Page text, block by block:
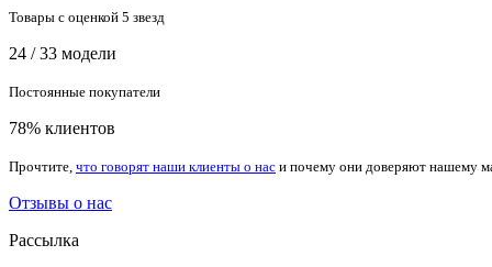
Товары с оценкой 5 звезд
24 / 33 модели
Постоянные покупатели
78% клиентов
Прочтите, что говорят наши клиенты о нас и почему они доверяют нашему
Отзывы о нас
Рассылка